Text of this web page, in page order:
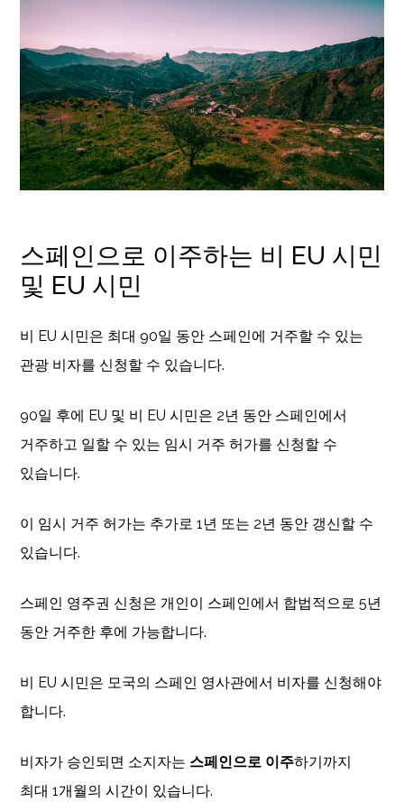
스페인으로 이주하는 비 EU 시민
및 EU 시민
비 EU 시민은 최대 90일 동안 스페인에 거주할 수 있는
관광 비자를 신청할 수 있습니다.
90일 후에 EU 및 비 EU 시민은 2년 동안 스페인에서
거주하고 일할 수 있는 임시 거주 허가를 신청할 수
있습니다.
이 임시 거주 허가는 추가로 1년 또는 2년 동안 갱신할 수
있습니다.
스페인 영주권 신청은 개인이 스페인에서 합법적으로 5년
동안 거주한 후에 가능합니다.
비 EU 시민은 모국의 스페인 영사관에서 비자를 신청해야
합니다.
비자가 승인되면 소지자는 스페인으로 이주하기까지
최대 1개월의 시간이 있습니다.